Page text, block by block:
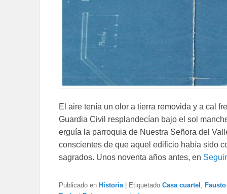
El aire tenía un olor a tierra removida y a cal
Guardia Civil resplandecían bajo el sol
erguía la parroquia de Nuestra Señora del
conscientes de que aquel edificio había sido
sagrados. Unos noventa años antes, en
Publicado en Historia | Etiquetado Casa cuartel